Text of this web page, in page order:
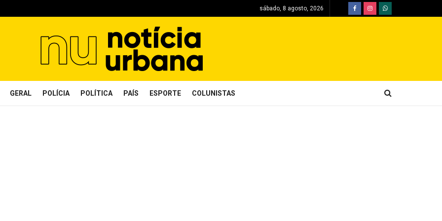
sábado, 8 agosto, 2026
GERAL POLÍCIA POLÍTICA PAÍS ESPORTE COLUNISTAS